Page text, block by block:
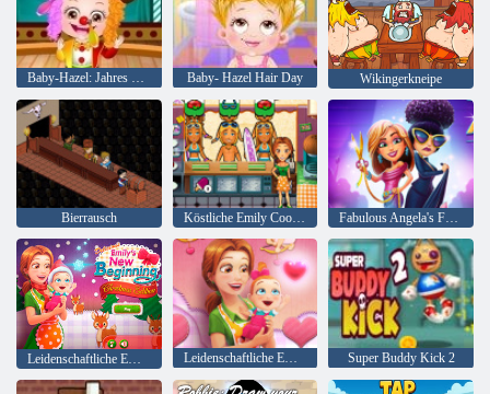
Baby- Hazel Hair Day Wikingerkneipe
Bierrausch Köstliche Emily Cook & Go Fabulous Angela's Fashion Fieber
Leidenschaftliche Emily's New Beginning Christmas Edition Leidenschaftliche Emily's New Beginning Valentine's Edition Super Buddy Kick 2